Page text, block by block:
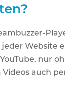
jeder Website
nur
Videos auch